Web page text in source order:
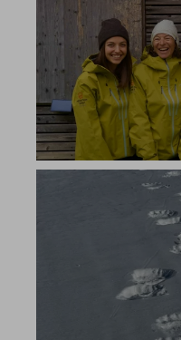
Wandern
Wandern Weltweit
Wandern Selfguided
Allgäuer Gipfelwelten
Winter
Newsletter